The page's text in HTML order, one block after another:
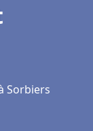
Sorbiers